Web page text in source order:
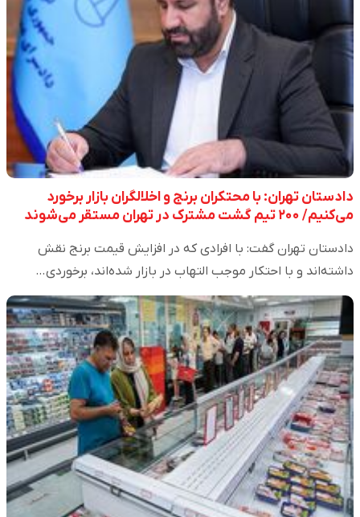
دادستان تهران: با محتکران برنج و اخلالگران بازار برخورد
می‌کنیم/ ۲۰۰ تیم گشت مشترک در تهران مستقر می‌شوند
دادستان تهران گفت: با افرادی که در افزایش قیمت برنج نقش
داشته‌اند و با احتکار موجب التهاب در بازار شده‌اند، برخوردی…